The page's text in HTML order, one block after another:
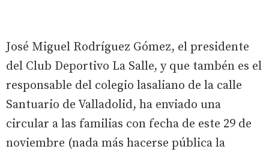
José Miguel Rodríguez Gómez, el presidente
del Club Deportivo La Salle, y que tambén es el
responsable del colegio lasaliano de la calle
Santuario de Valladolid, ha enviado una
circular a las familias con fecha de este 29 de
noviembre (nada más hacerse pública la